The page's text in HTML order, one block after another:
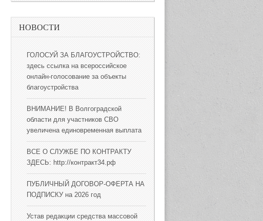
НОВОСТИ
ГОЛОСУЙ ЗА БЛАГОУСТРОЙСТВО:
здесь ссылка на всероссийское
онлайн-голосование за объекты
благоустройства
ВНИМАНИЕ! В Волгоградской
области для участников СВО
увеличена единовременная выплата
ВСЕ О СЛУЖБЕ ПО КОНТРАКТУ
ЗДЕСЬ: http://контракт34.рф
ПУБЛИЧНЫЙ ДОГОВОР-ОФЕРТА НА
ПОДПИСКУ на 2026 год
Устав редакции средства массовой